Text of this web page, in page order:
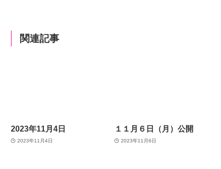
関連記事
2023年11月4日
2023年11月4日
１１月６日（月）公開
2023年11月6日